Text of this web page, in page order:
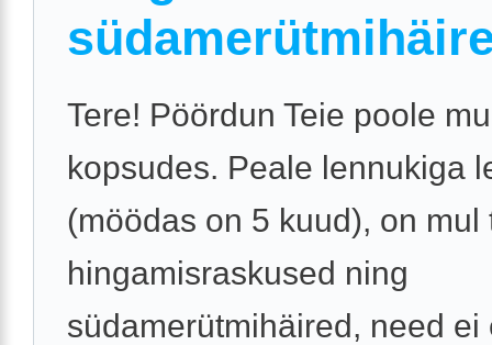
Tere! Pöördun Teie poole
kopsudes. Peale lennukiga
(möödas on 5 kuud), on mul
hingamisraskused ning
südamerütmihäired, need ei